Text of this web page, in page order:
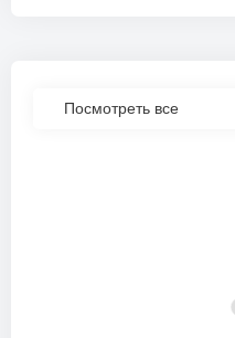
Посмотреть все